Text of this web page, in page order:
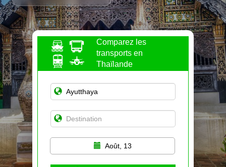
Comparez les
transports en
Thaïlande
Août, 13